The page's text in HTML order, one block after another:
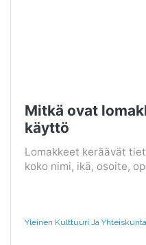
Mitkä ovat
käyttö
Lomakkeet keräävät
koko nimi, ikä, osoite,
Yleinen Kulttuuri Ja Yhteiskunta